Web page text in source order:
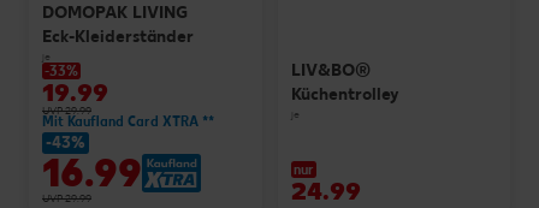
DOMOPAK LIVING
Eck-Kleiderständer
je
-33%
19.99
UVP 29.99
Mit Kaufland Card XTRA **
-43%
16.99
UVP 29.99
LIV&BO®
Küchentrolley
je
nur
24.99